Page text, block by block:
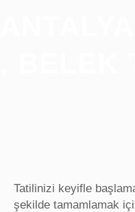
Tatilinizi keyifle
şekilde tamamlamak